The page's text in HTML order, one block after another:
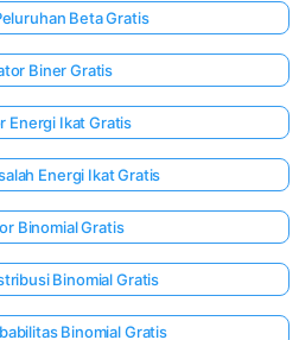
Beta Gratis
Biner Gratis
Energi Ikat Gratis
Energi Ikat Gratis
Binomial Gratis
Binomial Gratis
Binomial Gratis